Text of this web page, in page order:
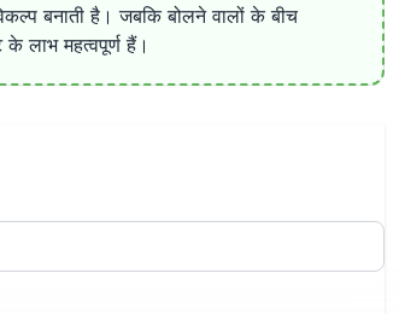
बनाती है। जबकि बोलने वालों के बीच
लाभ महत्वपूर्ण हैं।